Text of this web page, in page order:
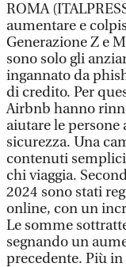
ROMA
aumentare e
Generazione Z e
sono solo gli
ingannato da
di credito. Per
Airbnb hanno
aiutare le persone
sicurezza. Una
contenuti
chi viaggia.
2024 sono stati
online, con un
Le somme
segnando un
precedente. Più